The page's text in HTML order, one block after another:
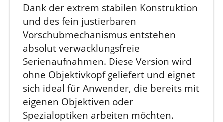
Dank der extrem stabilen Konstruktion
und des fein justierbaren
Vorschubmechanismus entstehen
absolut verwacklungsfreie
Serienaufnahmen. Diese Version wird
ohne Objektivkopf geliefert und eignet
sich ideal für Anwender, die bereits mit
eigenen Objektiven oder
Spezialoptiken arbeiten möchten.